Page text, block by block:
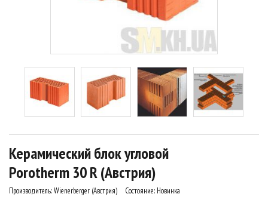
Керамический блок угловой
Porotherm 30 R (Австрия)
Производитель:Wienerberger (Австрия) Состояние: Новинка